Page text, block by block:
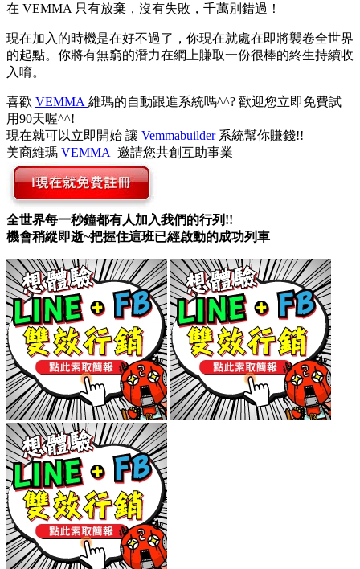
在 VEMMA 只有放棄，沒有失敗，千萬別錯過！
現在加入的時機是在好不過了，你現在就處在即將襲卷全世界
的起點。你將有無窮的潛力在網上賺取一份很棒的終生持續收
入唷。
喜歡 VEMMA 維瑪的自動跟進系統嗎^^? 歡迎您立即免費試
用90天喔^^!
現在就可以立即開始 讓 Vemmabuilder系統幫你賺錢!!
美商維瑪 VEMMA 邀請您共創互助事業
全世界每一秒鐘都有人加入我們的行列!!
機會稍縱即逝~把握住這班已經啟動的成功列車